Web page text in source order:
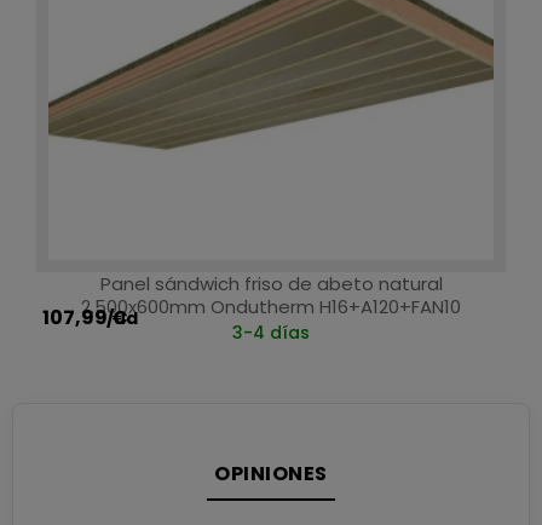
Panel sándwich friso de abeto natural
2.500x600mm Ondutherm H16+A120+FAN10
107,99 €
/ud
3-4 días
OPINIONES